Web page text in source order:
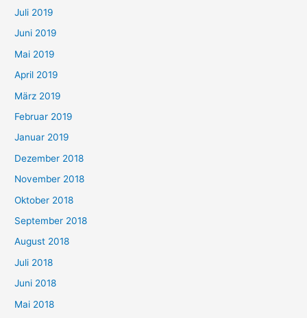
Juli 2019
Juni 2019
Mai 2019
April 2019
März 2019
Februar 2019
Januar 2019
Dezember 2018
November 2018
Oktober 2018
September 2018
August 2018
Juli 2018
Juni 2018
Mai 2018